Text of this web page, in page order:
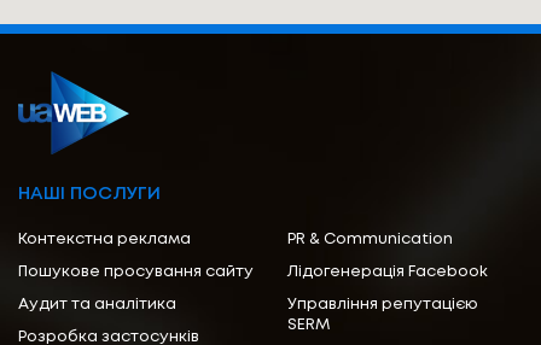
НАШІ ПОСЛУГИ
Контекстна реклама
Пошукове просування сайту
Аудит та аналітика
Розробка застосунків
PR & Communication
Лідогенерація Facebook
Управління репутацією
SERM